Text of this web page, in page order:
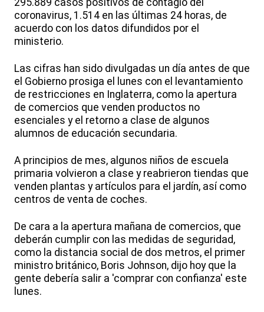
295.889 casos positivos de contagio del
coronavirus, 1.514 en las últimas 24 horas, de
acuerdo con los datos difundidos por el
ministerio.
Las cifras han sido divulgadas un día antes de que
el Gobierno prosiga el lunes con el levantamiento
de restricciones en Inglaterra, como la apertura
de comercios que venden productos no
esenciales y el retorno a clase de algunos
alumnos de educación secundaria.
A principios de mes, algunos niños de escuela
primaria volvieron a clase y reabrieron tiendas que
venden plantas y artículos para el jardín, así como
centros de venta de coches.
De cara a la apertura mañana de comercios, que
deberán cumplir con las medidas de seguridad,
como la distancia social de dos metros, el primer
ministro británico, Boris Johnson, dijo hoy que la
gente debería salir a 'comprar con confianza' este
lunes.